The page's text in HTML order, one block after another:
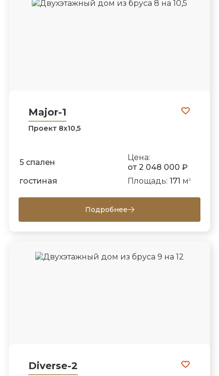
Major-1
Проект 8х10,5
5 спален
Цена:
от 2 048 000 ₽
гостиная
Площадь: 171 м 2
Подробнее
Diverse-2